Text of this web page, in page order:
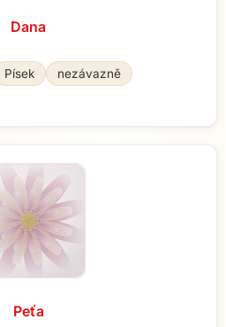
Dana
Písek nezávazně
Peťa